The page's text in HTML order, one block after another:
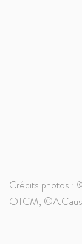
Crédits photos :
OTCM,